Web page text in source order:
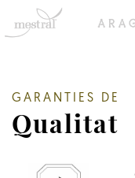
GARANTIES DE
Qualitat